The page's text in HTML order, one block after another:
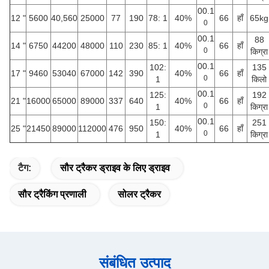
12 " 5600 40,560 25000 77 190 78: 1 40%
00.1
0 66 हाँ 65kg
14 " 6750 44200 48000 110 230 85: 1 40%
00.1
0 66 हाँ
88
किग्रा
17 " 9460 53040 67000 142 390
102:
1
40%
00.1
0 66 हाँ
135
किलो
21 "1600065000 89000 337 640
125:
1
40%
00.1
0 66 हाँ
192
किग्रा
25 "2145089000 112000 476 950
150:
1
40%
00.1
0 66 हाँ
251
किग्रा
टैग: सौर ट्रैकर ड्राइव के लिए ड्राइव
सौर ट्रैकिंग प्रणाली सोलर ट्रैकर
संबंधित उत्पाद